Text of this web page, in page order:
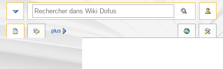
plus